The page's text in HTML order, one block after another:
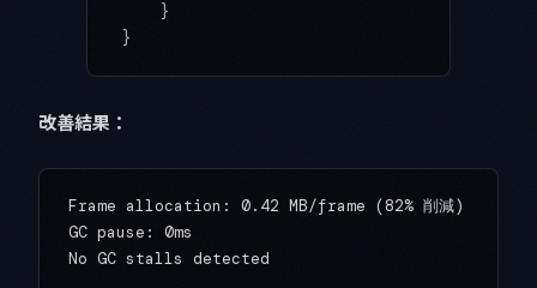
    }
}
改善結果：
Frame allocation: 0.42 MB/frame (82% 削減)
GC pause: 0ms